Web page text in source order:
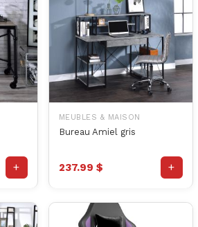
+
MEUBLES & MAISON
Bureau Amiel gris
237.99 $ +